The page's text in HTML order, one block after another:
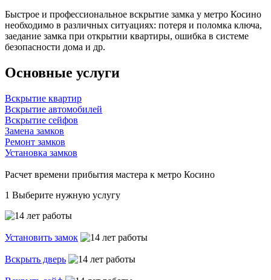
Быстрое и профессиональное вскрытие замка у метро Косино
необходимо в различных ситуациях: потеря и поломка ключа,
заедание замка при открытии квартиры, ошибка в системе
безопасности дома и др.
Основные услуги
Вскрытие квартир
Вскрытие автомобилей
Вскрытие сейфов
Замена замков
Ремонт замков
Установка замков
Расчет времени прибытия мастера к метро Косино
1 Выберите нужную услугу
Установить замок
Вскрыть дверь